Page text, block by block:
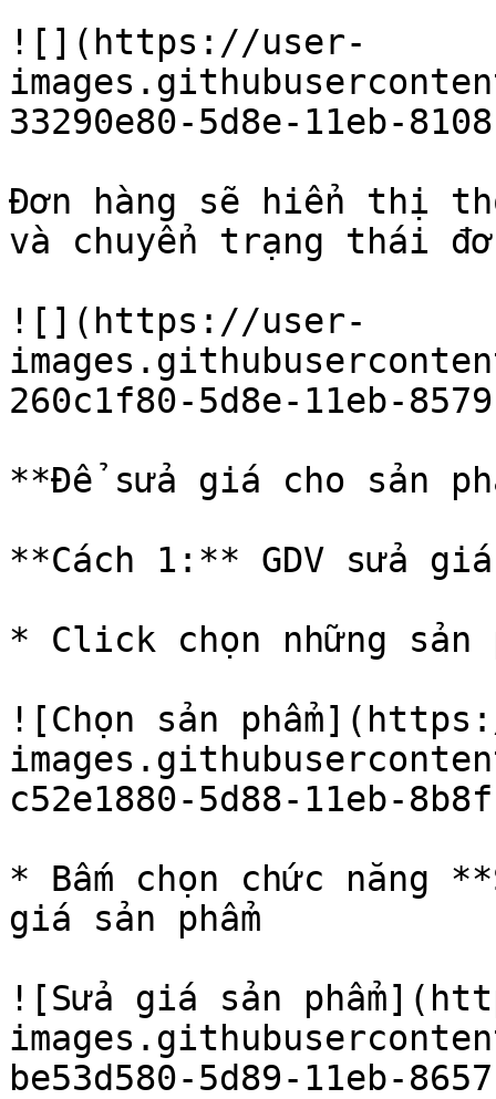
![](https://user-
33290e80-5d8e-11eb-
Đơn hàng sẽ hiển thị
và chuyển trạng thái
![](https://user-
260c1f80-5d8e-11eb-
**Để sửa giá cho sản
**Cách 1:** GDV sửa
* Click chọn những sản
![Chọn sản
c52e1880-5d88-11eb-
* Bấm chọn chức năng
giá sản phẩm
![Sửa giá sản
be53d580-5d89-11eb-